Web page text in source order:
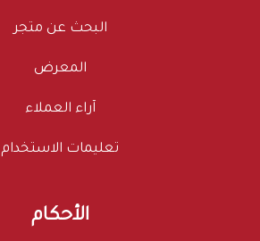
البحث عن متجر
المعرض
آراء العملاء
تعليمات الاستخدام
الأحكام